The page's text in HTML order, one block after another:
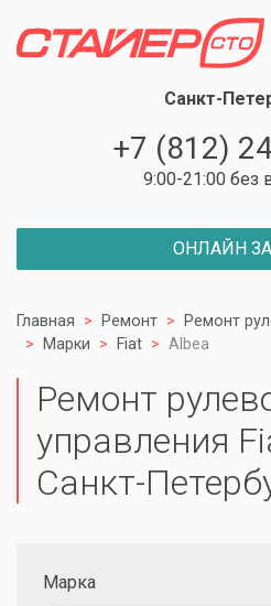
Санкт-
+7 (812)
9:00-21:00 без
ОНЛАЙН
Главная Ремонт
Ремонт
Марки
Fiat Albea
Ремонт
управления
Санкт-
Марка